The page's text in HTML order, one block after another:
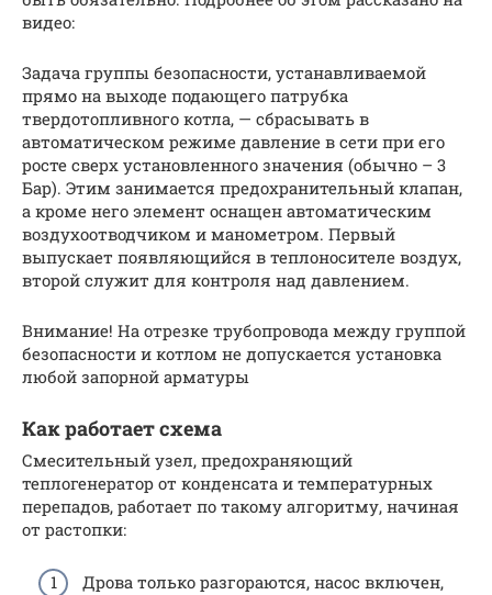
видео:
Задача группы безопасности, устанавливаемой
прямо на выходе подающего патрубка
твердотопливного котла, — сбрасывать в
автоматическом режиме давление в сети при его
росте сверх установленного значения (обычно – 3
Бар). Этим занимается предохранительный клапан,
а кроме него элемент оснащен автоматическим
воздухоотводчиком и манометром. Первый
выпускает появляющийся в теплоносителе воздух,
второй служит для контроля над давлением.
Внимание! На отрезке трубопровода между группой
безопасности и котлом не допускается установка
любой запорной арматуры
Как работает схема
Смесительный узел, предохраняющий
теплогенератор от конденсата и температурных
перепадов, работает по такому алгоритму, начиная
от растопки:
Дрова только разгораются, насос включен,